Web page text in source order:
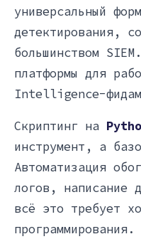
универсальный
детектирования,
большинством SIEM.
платформы для
Intelligence-
Скриптинг на
инструмент, а
Автоматизация
логов, написание
всё это требует
программирования.